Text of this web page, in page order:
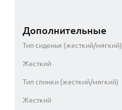
Дополнительные
Тип сиденья (жесткий/мягкий)
Жесткий
Тип спинки (жесткий/мягкий)
Жесткий